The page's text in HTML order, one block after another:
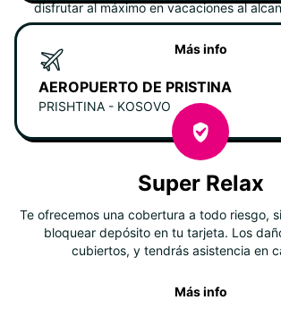
AEROPUERTO DE PRISTINA
PRISHTINA - KOSOVO
disfrutar al máximo en vacaciones al
Más info
Super Relax
Te ofrecemos una cobertura a todo riesgo,
bloquear depósito en tu tarjeta. Los
cubiertos, y tendrás asistencia en
Más info